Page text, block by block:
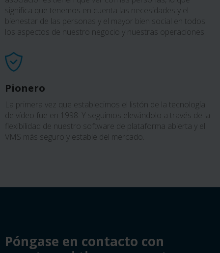
significa que tenemos en cuenta las necesidades y el
bienestar de las personas y el mayor bien social en todos
los aspectos de nuestro negocio y nuestras operaciones.
Pionero
La primera vez que establecimos el listón de la tecnología
de vídeo fue en 1998. Y seguimos elevándolo a través de la
flexibilidad de nuestro software de plataforma abierta y el
VMS más seguro y estable del mercado.
Póngase en contacto con